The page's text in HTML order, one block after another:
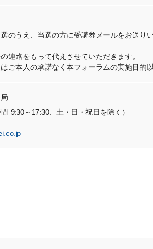
のうえ、当選の方に受講券メールをお送り
連絡をもって代えさせていただきます。
ご本人の承諾なく本フォーラムの実施目的
9:30～17:30、土・日・祝日を除く）